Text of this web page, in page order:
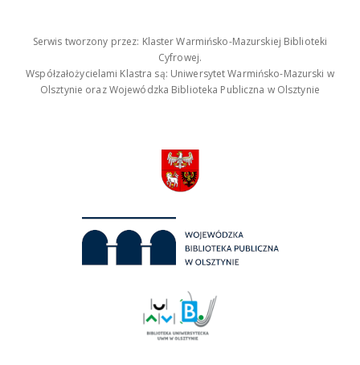
Serwis tworzony przez: Klaster Warmińsko-Mazurskiej Biblioteki
Cyfrowej.
Współzałożycielami Klastra są: Uniwersytet Warmińsko-Mazurski w
Olsztynie oraz Wojewódzka Biblioteka Publiczna w Olsztynie